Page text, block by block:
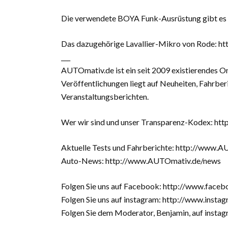
Die verwendete BOYA Funk-Ausrüstung gibt
Das dazugehörige Lavallier-Mikro von Rode:
AUTOmativ.de ist ein seit 2009 existierendes
Veröffentlichungen liegt auf Neuheiten,
Veranstaltungsberichten.
Wer wir sind und unser Transparenz-Kodex:
Aktuelle Tests und Fahrberichte: http://
Auto-News: http://www.AUTOmativ.de/news
Folgen Sie uns auf Facebook: http://
Folgen Sie uns auf instagram: http://
Folgen Sie dem Moderator, Benjamin, auf